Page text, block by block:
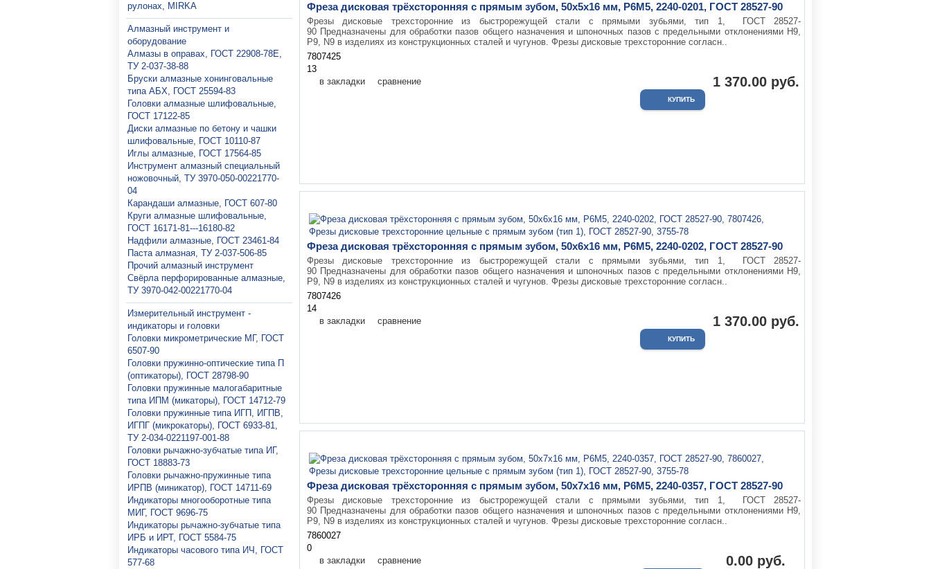
рулонах, MIRKA
Алмазный инструмент и
оборудование
Алмазы в оправах, ГОСТ 22908-78Е,
ТУ 2-037-38-88
Бруски алмазные хонинговальные
типа АБХ, ГОСТ 25594-83
Головки алмазные шлифовальные,
ГОСТ 17122-85
Диски алмазные по бетону и чашки
шлифовальные, ГОСТ 10110-87
Иглы алмазные, ГОСТ 17564-85
Инструмент алмазный специальный
ножовочный, ТУ 3970-050-00221770-
04
Карандаши алмазные, ГОСТ 607-80
Круги алмазные шлифовальные,
ГОСТ 16171-81---16180-82
Надфили алмазные, ГОСТ 23461-84
Паста алмазная, ТУ 2-037-506-85
Прочий алмазный инструмент
Свёрла перфорированные алмазные,
ТУ 3970-042-00221770-04
Измерительный инструмент -
индикаторы и головки
Головки микрометрические МГ, ГОСТ
6507-90
Головки пружинно-оптические типа П
(оптикаторы), ГОСТ 28798-90
Головки пружинные малогабаритные
типа ИПМ (микаторы), ГОСТ 14712-79
Головки пружинные типа ИГП, ИГПВ,
ИГПГ (микрокаторы), ГОСТ 6933-81,
ТУ 2-034-0221197-001-88
Головки рычажно-зубчатые типа ИГ,
ГОСТ 18883-73
Головки рычажно-пружинные типа
ИРПВ (миникатор), ГОСТ 14711-69
Индикаторы многооборотные типа
МИГ, ГОСТ 9696-75
Индикаторы рычажно-зубчатые типа
ИРБ и ИРТ, ГОСТ 5584-75
Индикаторы часового типа ИЧ, ГОСТ
577-68
Фреза дисковая трёхсторонняя с прямым зубом, 50х5х16 мм, Р6М5, 2240-0201, ГОСТ 28527-90
Фрезы дисковые трехсторонние из быстрорежущей стали с прямыми зубьями, тип 1, ГОСТ 28527-
90 Предназначены для обработки пазов общего назначения и шпоночных пазов с предельными отклонениями Н9,
Р9, N9 в изделиях из конструкционных сталей и чугунов. Фрезы дисковые трехсторонние согласн..
7807425
13
1 370.00 руб.
в закладки сравнение
Фреза дисковая трёхсторонняя с прямым зубом, 50х6х16 мм, Р6М5, 2240-0202, ГОСТ 28527-90
Фрезы дисковые трехсторонние из быстрорежущей стали с прямыми зубьями, тип 1, ГОСТ 28527-
90 Предназначены для обработки пазов общего назначения и шпоночных пазов с предельными отклонениями Н9,
Р9, N9 в изделиях из конструкционных сталей и чугунов. Фрезы дисковые трехсторонние согласн..
7807426
14
1 370.00 руб.
в закладки сравнение
Фреза дисковая трёхсторонняя с прямым зубом, 50х7х16 мм, Р6М5, 2240-0357, ГОСТ 28527-90
Фрезы дисковые трехсторонние из быстрорежущей стали с прямыми зубьями, тип 1, ГОСТ 28527-
90 Предназначены для обработки пазов общего назначения и шпоночных пазов с предельными отклонениями Н9,
Р9, N9 в изделиях из конструкционных сталей и чугунов. Фрезы дисковые трехсторонние согласн..
7860027
0
0.00 руб.
в закладки сравнение